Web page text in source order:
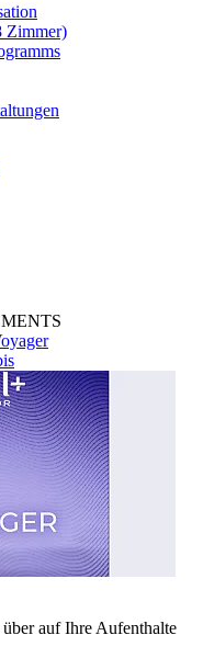
Zimmer)
über auf Ihre Aufenthalte